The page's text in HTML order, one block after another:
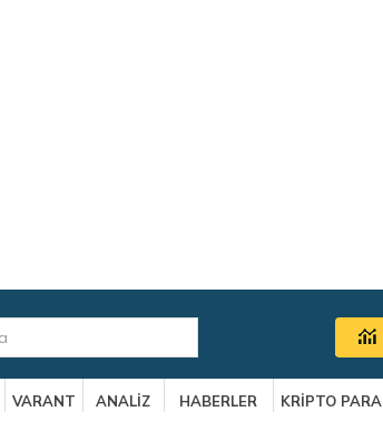
VARANT ANALİZ HABERLER KRİPTO PARA